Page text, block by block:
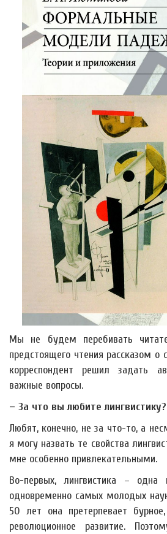
Мы не будем перебивать
предстоящего чтения рассказом о
корреспондент решил задать
важные вопросы.
– За что вы любите лингвистику?
Любят, конечно, не за что-то, а
я могу назвать те свойства
мне особенно привлекательными.
Во-первых, лингвистика –
одновременно самых молодых
50 лет она претерпевает
революционное развитие.